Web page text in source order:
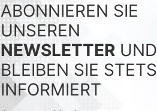
ABONNIEREN SIE
UNSEREN
NEWSLETTER UND
BLEIBEN SIE STETS
INFORMIERT